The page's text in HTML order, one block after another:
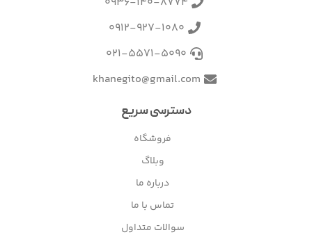
0912-927-1080
021-5571-5090
khanegito@gmail.com
دسترسی سریع
فروشگاه
وبلاگ
درباره ما
تماس با ما
سوالات متداول